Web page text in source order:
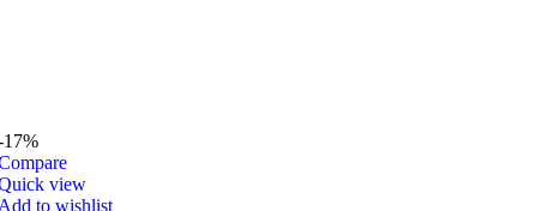
17%
view
to wishlist